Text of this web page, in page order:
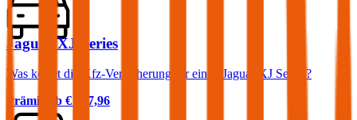
Jaguar XJ Series
Was kostet die Kfz-Versicherung für einen Jaguar XJ Series?
Prämie ab € 207,96